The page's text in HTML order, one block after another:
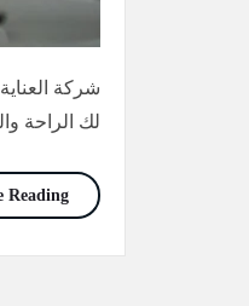
شركة
لك الراحة
Reading